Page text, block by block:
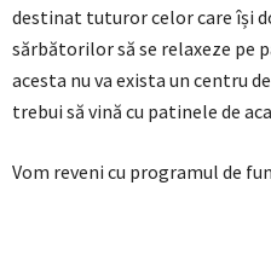
destinat tuturor celor care își
sărbătorilor să se relaxeze pe
acesta nu va exista un centru
trebui să vină cu patinele de
Vom reveni cu programul de